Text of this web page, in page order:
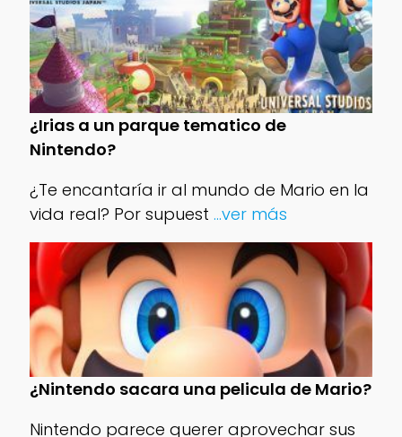
¿Irias a un parque tematico de
Nintendo?
¿Te encantaría ir al mundo de Mario en la
vida real? Por supuest ...ver más
¿Nintendo sacara una pelicula de Mario?
Nintendo parece querer aprovechar sus